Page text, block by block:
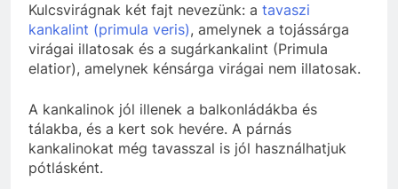
Kulcsvirágnak két fajt nevezünk: a tavaszi
kankalint (primula veris), amelynek a tojássárga
virágai illatosak és a sugárkankalint (Primula
elatior), amelynek kénsárga virágai nem illatosak.
A kankalinok jól illenek a balkonládákba és
tálakba, és a kert sok hevére. A párnás
kankalinokat még tavasszal is jól használhatjuk
pótlásként.